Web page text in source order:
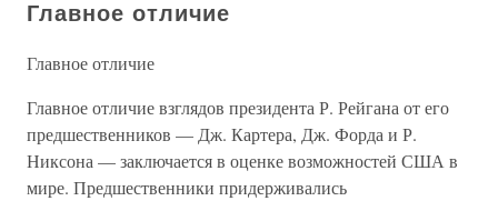
Главное отличие
Главное отличие
Главное отличие взглядов президента Р. Рейгана от его
предшественников — Дж. Картера, Дж. Форда и Р.
Никсона — заключается в оценке возможностей США в
мире. Предшественники придерживались